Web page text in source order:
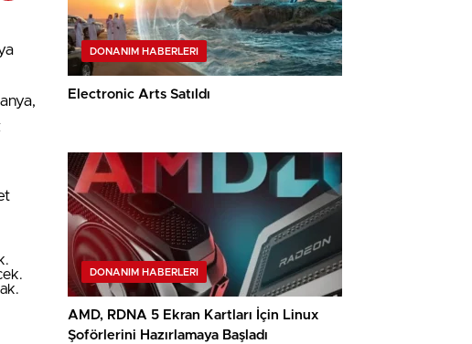
DONANIM HABERLERI
Electronic Arts Satıldı
DONANIM HABERLERI
AMD, RDNA 5 Ekran Kartları İçin Linux
Şoförlerini Hazırlamaya Başladı